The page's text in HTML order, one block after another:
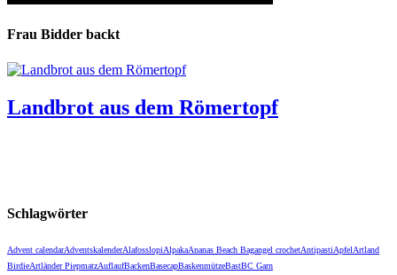
Frau Bidder backt
Landbrot aus dem Römertopf
Schlagwörter
Advent calendarAdventskalenderAlafosslopiAlpakaAnanas Beach Bagangel crochetAntipastiApfelArtland
BirdieArtländer PiepmatzAuflaufBackenBasecapBaskenmützeBastBC Garn